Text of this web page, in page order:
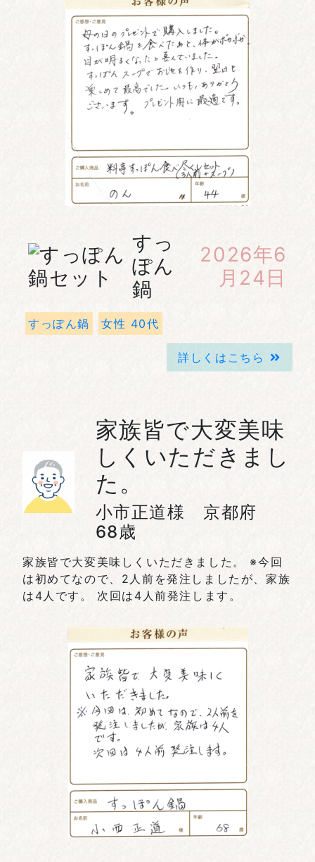
すっ
ぽん
鍋
2026年6
月24日
すっぽん鍋 女性 40代
詳しくはこちら
家族皆で大変美味
しくいただきまし
た。
小市正道様 京都府
68歳
家族皆で大変美味しくいただきました。 ※今回
は初めてなので、2人前を発注しましたが、家族
は4人です。 次回は4人前発注します。